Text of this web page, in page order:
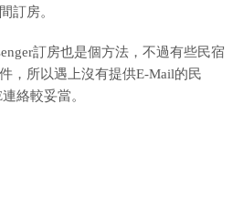
訂房。
訂房也是個方法，不過有些民宿
，所以遇上沒有提供E-Mail的民
絡較妥當。